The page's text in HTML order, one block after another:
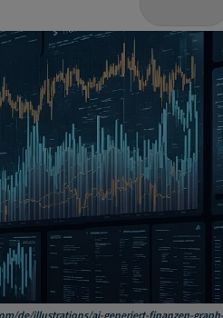
de/illustrations/ai-generiert-finanzen-